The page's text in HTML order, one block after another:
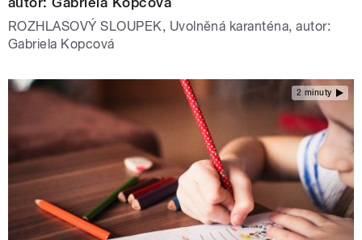
ROZHLASOVÝ SLOUPEK, Uvolněná karanténa, autor:
Gabriela Kopcová
2 minuty